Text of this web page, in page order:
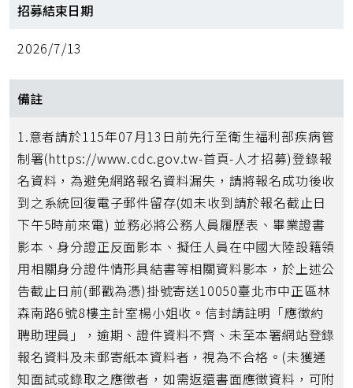
招募結束日期
2026/7/13
備註
1.意者請於115年07月13日前先行至衛生福利部疾病管
制署(https://www.cdc.gov.tw-首頁-人才招募)登錄報
名資料，為避免網路報名資料漏失，請將報名成功後收
到之系統回復電子郵件留存(如未收到請於報名截止日
下午5時前來電) 並務必將公務人員履歷表、畢業證書
影本、身分證正反面影本、擬任人員在中國大陸設籍領
用相關身分證件情形具結書等相關資料影本，於上述公
告截止日前(郵戳為憑)掛號寄送10050臺北市中正區林
森南路6號8樓主計室楊小姐收。信封請註明「應徵約
聘助理員」，逾期、證件資料不齊、未至本署網站登錄
報名資料及未郵寄紙本資料者，視為不合格。(未獲通
知面試或錄取之應徵者，如需返還書面應徵資料，可附